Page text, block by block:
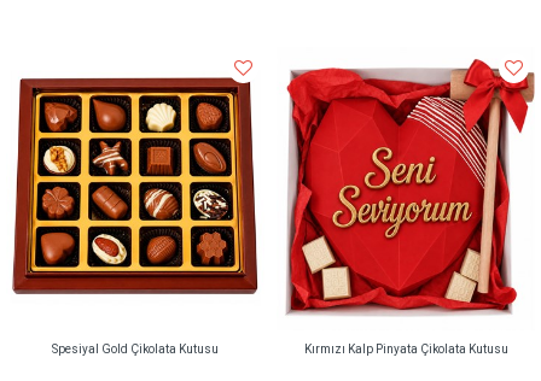
Spesiyal Gold Çikolata Kutusu Kırmızı Kalp Pinyata Çikolata Kutusu